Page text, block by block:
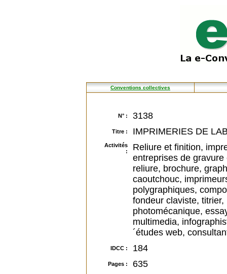
Conventions collectives
N° : 3138
Titre : IMPRIMERIES DE
Activités
:
Reliure et finition,
entreprises de
reliure, brochure,
caoutchouc,
polygraphiques,
fondeur claviste,
photomécanique,
multimedia,
´études web,
IDCC : 184
Pages : 635